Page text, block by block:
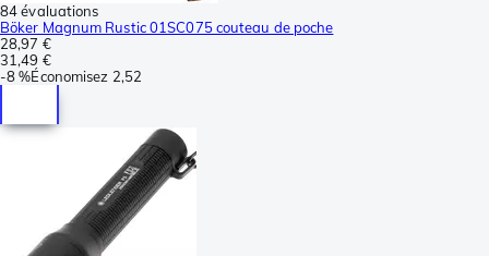
84 évaluations
Böker Magnum Rustic 01SC075 couteau de poche
28,97 €
31,49 €
-8 %Économisez 2,52